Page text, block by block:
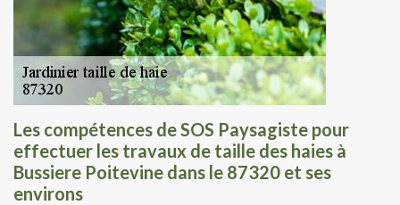
Les compétences de SOS Paysagiste pour
effectuer les travaux de taille des haies à
Bussiere Poitevine dans le 87320 et ses
environs